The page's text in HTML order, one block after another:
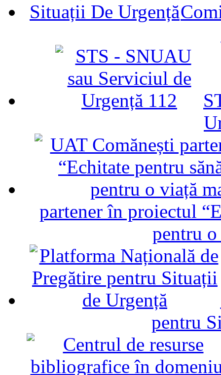
partener în proiectul
pentru
pentru